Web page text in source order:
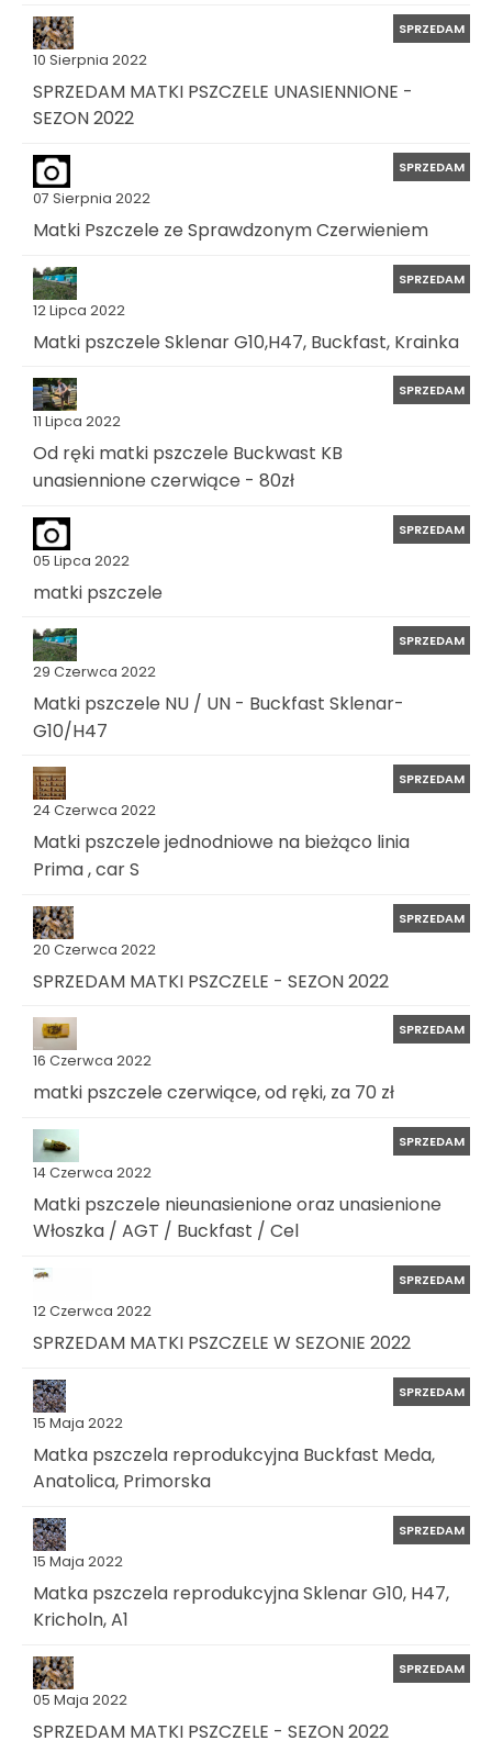
10 Sierpnia 2022
SPRZEDAM
SPRZEDAM MATKI PSZCZELE UNASIENNIONE -
SEZON 2022
07 Sierpnia 2022
SPRZEDAM
Matki Pszczele ze Sprawdzonym Czerwieniem
12 Lipca 2022
SPRZEDAM
Matki pszczele Sklenar G10,H47, Buckfast, Krainka
11 Lipca 2022
SPRZEDAM
Od ręki matki pszczele Buckwast KB
unasiennione czerwiące - 80zł
05 Lipca 2022
SPRZEDAM
matki pszczele
29 Czerwca 2022
SPRZEDAM
Matki pszczele NU / UN - Buckfast Sklenar-
G10/H47
24 Czerwca 2022
SPRZEDAM
Matki pszczele jednodniowe na bieżąco linia
Prima , car S
20 Czerwca 2022
SPRZEDAM
SPRZEDAM MATKI PSZCZELE - SEZON 2022
16 Czerwca 2022
SPRZEDAM
matki pszczele czerwiące, od ręki, za 70 zł
14 Czerwca 2022
SPRZEDAM
Matki pszczele nieunasienione oraz unasienione
Włoszka / AGT / Buckfast / Cel
12 Czerwca 2022
SPRZEDAM
SPRZEDAM MATKI PSZCZELE W SEZONIE 2022
15 Maja 2022
SPRZEDAM
Matka pszczela reprodukcyjna Buckfast Meda,
Anatolica, Primorska
15 Maja 2022
SPRZEDAM
Matka pszczela reprodukcyjna Sklenar G10, H47,
Kricholn, A1
05 Maja 2022
SPRZEDAM
SPRZEDAM MATKI PSZCZELE - SEZON 2022